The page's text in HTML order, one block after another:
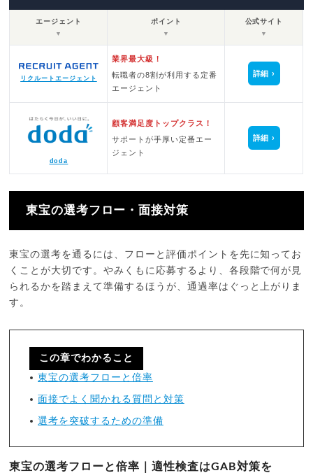
エージェント
▼
ポイント
▼
公式サイト
▼
リクルートエージェント
業界最大級！
転職者の8割が利用する定番
エージェント
詳細
doda
顧客満足度トップクラス！
サポートが手厚い定番エー
ジェント
詳細
東宝の選考フロー・面接対策
東宝の選考を通るには、フローと評価ポイントを先に知ってお
くことが大切です。やみくもに応募するより、各段階で何が見
られるかを踏まえて準備するほうが、通過率はぐっと上がりま
す。
この章でわかること
東宝の選考フローと倍率
面接でよく聞かれる質問と対策
選考を突破するための準備
東宝の選考フローと倍率｜適性検査はGAB対策を